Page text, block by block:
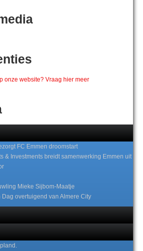
FC Emmen droomstart
& Investments breidt samenwerking Emmen uit
Mieke Sijbom-Maatje
Dag overtuigend van Almere City